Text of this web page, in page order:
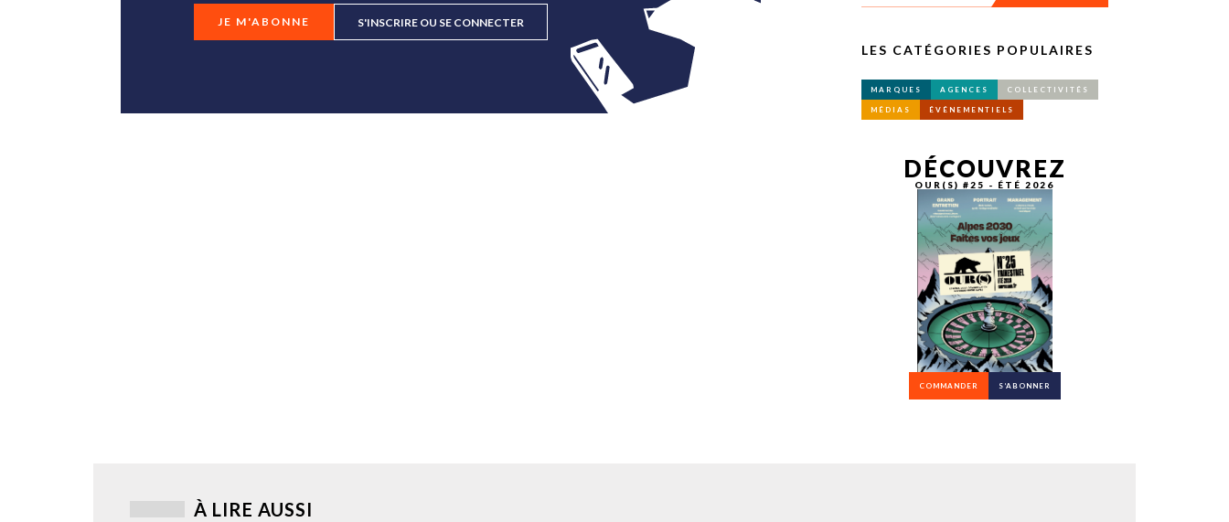
JE M'ABONNE S'INSCRIRE OU SE CONNECTER
LES CATÉGORIES POPULAIRES
MARQUES AGENCES COLLECTIVITÉS
MÉDIAS ÉVÉNEMENTIELS
DÉCOUVREZ
OUR(S) #25 - ÉTÉ 2026
COMMANDER S’ABONNER
À LIRE AUSSI